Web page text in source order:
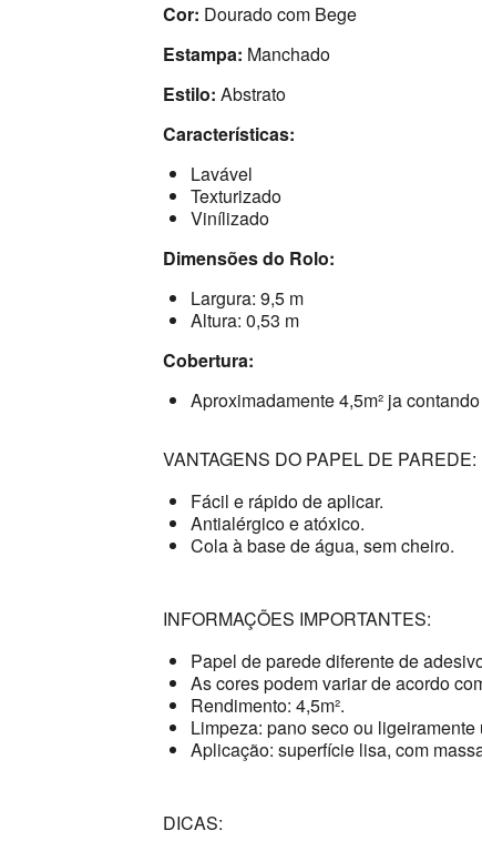
Cor: Dourado com Bege
Estampa: Manchado
Estilo: Abstrato
Características:
Lavável
Texturizado
Vinílizado
Dimensões do Rolo:
Largura: 9,5 m
Altura: 0,53 m
Cobertura:
Aproximadamente 4,5m² ja
VANTAGENS DO PAPEL DE PAREDE:
Fácil e rápido de aplicar.
Antialérgico e atóxico.
Cola à base de água, sem cheiro.
INFORMAÇÕES IMPORTANTES:
Papel de parede diferente de
As cores podem variar de acordo
Rendimento: 4,5m².
Limpeza: pano seco ou ligeiramente
Aplicação: superfície lisa, com
DICAS: